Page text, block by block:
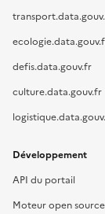
defis.data.gouv.fr
culture.data.gouv.fr
Développement
API du portail
Moteur open source